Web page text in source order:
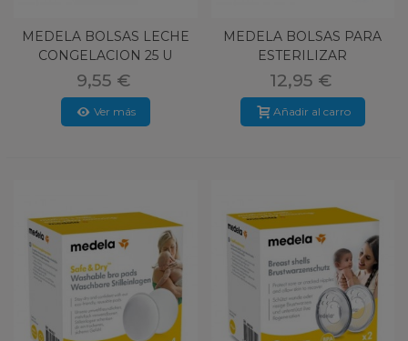
MEDELA BOLSAS LECHE
CONGELACION 25 U
9,55 €
Ver más
MEDELA BOLSAS PARA
ESTERILIZAR
12,95 €
Añadir al carro